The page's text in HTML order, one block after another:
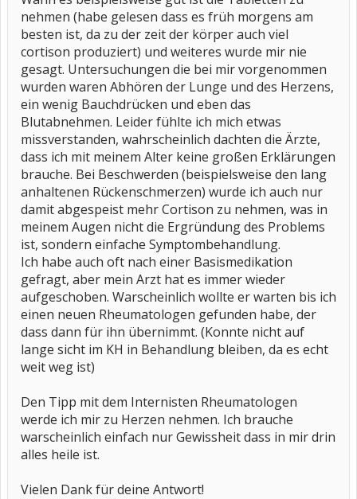
nehmen (habe gelesen dass es früh morgens am
besten ist, da zu der zeit der körper auch viel
cortison produziert) und weiteres wurde mir nie
gesagt. Untersuchungen die bei mir vorgenommen
wurden waren Abhören der Lunge und des Herzens,
ein wenig Bauchdrücken und eben das
Blutabnehmen. Leider fühlte ich mich etwas
missverstanden, wahrscheinlich dachten die Ärzte,
dass ich mit meinem Alter keine großen Erklärungen
brauche. Bei Beschwerden (beispielsweise den lang
anhaltenen Rückenschmerzen) wurde ich auch nur
damit abgespeist mehr Cortison zu nehmen, was in
meinem Augen nicht die Ergründung des Problems
ist, sondern einfache Symptombehandlung.
Ich habe auch oft nach einer Basismedikation
gefragt, aber mein Arzt hat es immer wieder
aufgeschoben. Warscheinlich wollte er warten bis ich
einen neuen Rheumatologen gefunden habe, der
dass dann für ihn übernimmt. (Konnte nicht auf
lange sicht im KH in Behandlung bleiben, da es echt
weit weg ist)
Den Tipp mit dem Internisten Rheumatologen
werde ich mir zu Herzen nehmen. Ich brauche
warscheinlich einfach nur Gewissheit dass in mir drin
alles heile ist.
Vielen Dank für deine Antwort!